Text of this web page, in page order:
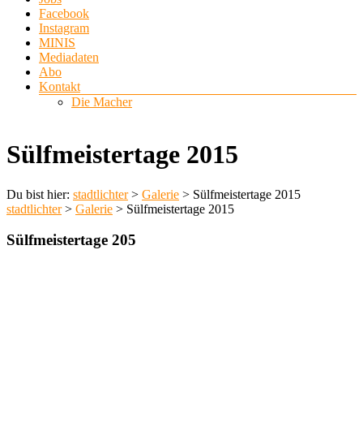
Facebook
Instagram
MINIS
Mediadaten
Abo
Kontakt
Die Macher
Sülfmeistertage 2015
Du bist hier: stadtlichter> Galerie > Sülfmeistertage 2015
stadtlichter> Galerie > Sülfmeistertage 2015
Sülfmeistertage 205